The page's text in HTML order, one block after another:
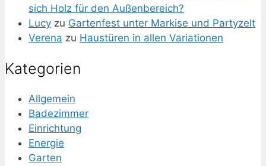
sich Holz für den Außenbereich?
Lucy zu Gartenfest unter Markise und Partyzelt
Verena zu Haustüren in allen Variationen
Kategorien
Allgemein
Badezimmer
Einrichtung
Energie
Garten